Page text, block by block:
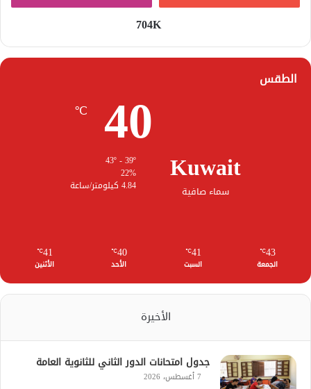
704K
الطقس
Kuwait
سماء صافية
40
℃
22%
4.84 كيلومتر/ساعة
43
℃
الجمعة
41
℃
السبت
40
℃
الأحد
41
℃
الأثنين
الأخيرة
جدول امتحانات الدور الثاني للثانوية العامة
7 أغسطس، 2026